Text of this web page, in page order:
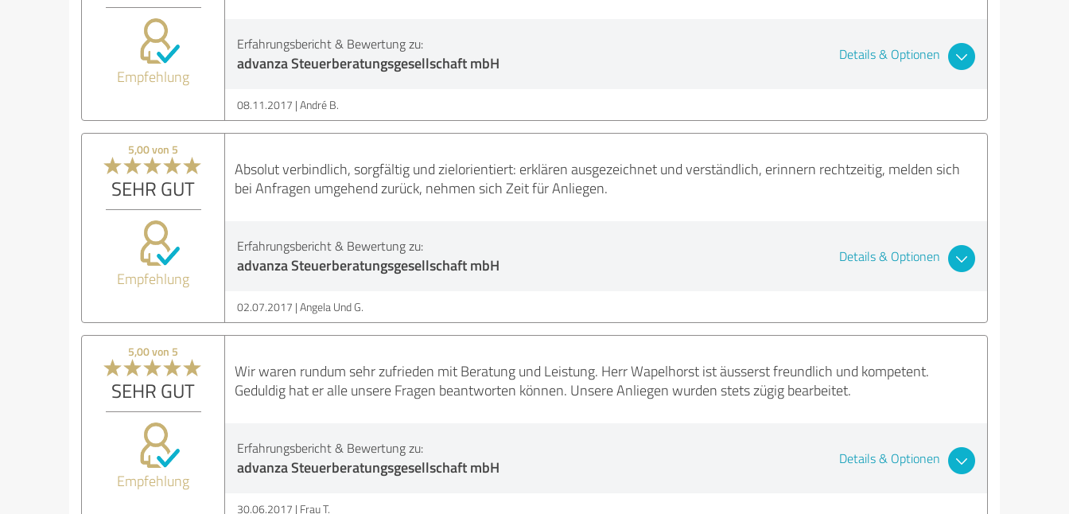
Empfehlung
Erfahrungsbericht & Bewertung zu:
advanza Steuerberatungsgesellschaft mbH Details & Optionen
08.11.2017 André B.
5,00 von 5
SEHR GUT
Empfehlung
Absolut verbindlich, sorgfältig und zielorientiert: erklären ausgezeichnet und verständlich, erinnern rechtzeitig, melden sich
bei Anfragen umgehend zurück, nehmen sich Zeit für Anliegen.
Erfahrungsbericht & Bewertung zu:
advanza Steuerberatungsgesellschaft mbH Details & Optionen
02.07.2017 Angela Und G.
5,00 von 5
SEHR GUT
Empfehlung
Wir waren rundum sehr zufrieden mit Beratung und Leistung. Herr Wapelhorst ist äusserst freundlich und kompetent.
Geduldig hat er alle unsere Fragen beantworten können. Unsere Anliegen wurden stets zügig bearbeitet.
Erfahrungsbericht & Bewertung zu:
advanza Steuerberatungsgesellschaft mbH Details & Optionen
30.06.2017 Frau T.